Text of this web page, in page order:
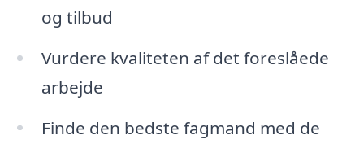
og tilbud
Vurdere kvaliteten af det foreslåede
arbejde
Finde den bedste fagmand med de